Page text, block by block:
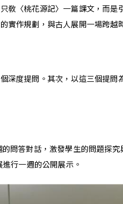
敎〈桃花源記〉一篇課文，而
實作規劃，與古人展開一場跨越
深度提問。其次，以這三個提
答對話，激發學生的問題探
行一週的公開展示。